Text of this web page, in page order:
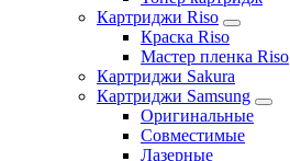
Картриджи Riso
Краска Riso
Мастер пленка Riso
Картриджи Sakura
Картриджи Samsung
Оригинальные
Совместимые
Лазерные